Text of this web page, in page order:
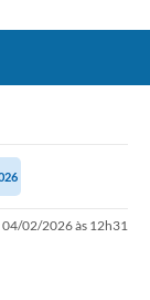
04/02/2026 às 12h31